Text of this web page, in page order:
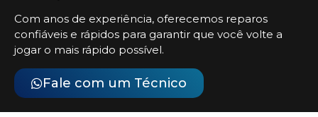
Com anos de experiência, oferecemos reparos
confiáveis e rápidos para garantir que você volte a
jogar o mais rápido possível.
Fale com um Técnico